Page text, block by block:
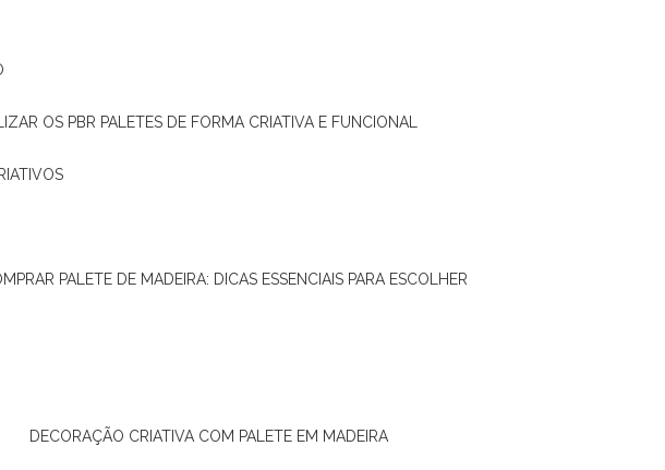
OS PBR PALETES DE FORMA CRIATIVA E FUNCIONAL
PALETE DE MADEIRA: DICAS ESSENCIAIS PARA ESCOLHER
DECORAÇÃO CRIATIVA COM PALETE EM MADEIRA